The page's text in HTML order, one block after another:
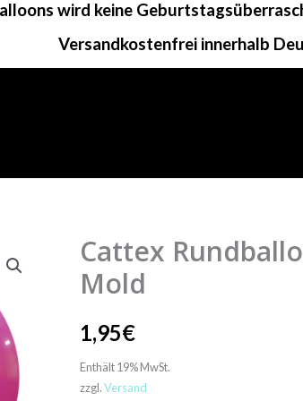
wird keine
Versandkostenfrei innerhalb
Cattex
Mold
1,95€
Enthält 19% MwSt.
zzgl.Versand
Cattex
Rundballon
|
32"
|